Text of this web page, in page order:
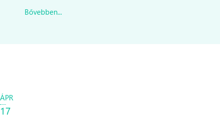
Bővebben...
ÁPR
17